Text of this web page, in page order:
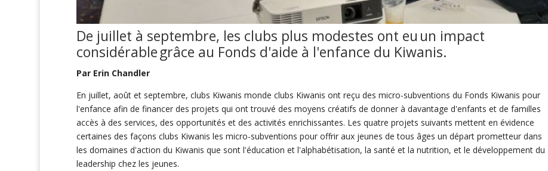
De juillet à septembre, les clubs plus modestes ont eu un impact
considérablegrâce au Fonds d'aide à l'enfance du Kiwanis.
Par Erin Chandler
En juillet, août et septembre, clubs Kiwanis monde clubs Kiwanis ont reçu des micro-subventions du Fonds Kiwanis pour
l'enfance afin de financer des projets qui ont trouvé des moyens créatifs de donner à davantage d'enfants et de familles
accès à des services, des opportunités et des activités enrichissantes. Les quatre projets suivants mettent en évidence
certaines des façons clubs Kiwanis les micro-subventions pour offrir aux jeunes de tous âges un départ prometteur dans
les domaines d'action du Kiwanis que sont l'éducation et l'alphabétisation, la santé et la nutrition, et le développement du
leadership chez les jeunes.